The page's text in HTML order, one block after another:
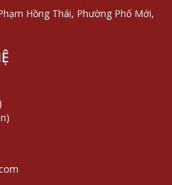
Hồng Thái, Phường Phố Mới,